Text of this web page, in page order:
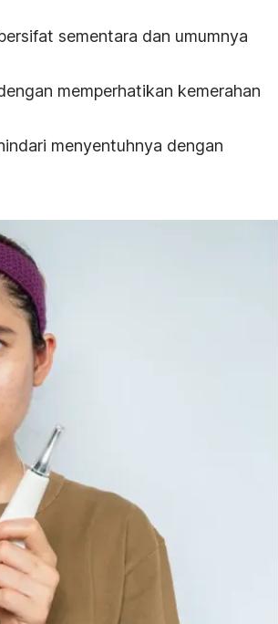
sementara dan umumnya
memperhatikan kemerahan
menyentuhnya dengan